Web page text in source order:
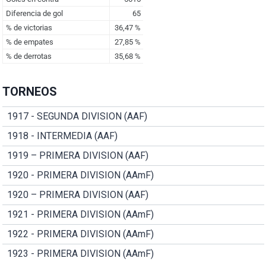
TORNEOS
1917 - SEGUNDA DIVISION (AAF)
1918 - INTERMEDIA (AAF)
1919 – PRIMERA DIVISION (AAF)
1920 - PRIMERA DIVISION (AAmF)
1920 – PRIMERA DIVISION (AAF)
1921 - PRIMERA DIVISION (AAmF)
1922 - PRIMERA DIVISION (AAmF)
1923 - PRIMERA DIVISION (AAmF)